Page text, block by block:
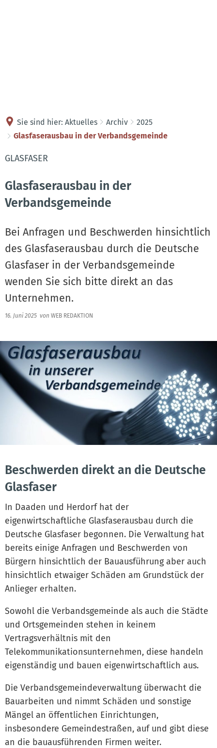
Sie sind hier: Aktuelles Archiv
2025
Glasfaserausbau in der Verbandsgemeinde
GLASFASER
Glasfaserausbau in der
Verbandsgemeinde
Bei Anfragen und Beschwerden hinsichtlich
des Glasfaserausbau durch die Deutsche
Glasfaser in der Verbandsgemeinde
wenden Sie sich bitte direkt an das
Unternehmen.
16. Juni 2025 von WEB REDAKTION
Beschwerden direkt an die Deutsche
Glasfaser
In Daaden und Herdorf hat der
eigenwirtschaftliche Glasfaserausbau durch die
Deutsche Glasfaser begonnen. Die Verwaltung hat
bereits einige Anfragen und Beschwerden von
Bürgern hinsichtlich der Bauausführung aber auch
hinsichtlich etwaiger Schäden am Grundstück der
Anlieger erhalten.
Sowohl die Verbandsgemeinde als auch die Städte
und Ortsgemeinden stehen in keinem
Vertragsverhältnis mit den
Telekommunikationsunternehmen, diese handeln
eigenständig und bauen eigenwirtschaftlich aus.
Die Verbandsgemeindeverwaltung überwacht die
Bauarbeiten und nimmt Schäden und sonstige
Mängel an öffentlichen Einrichtungen,
insbesondere Gemeindestraßen, auf und gibt diese
an die bauausführenden Firmen weiter.